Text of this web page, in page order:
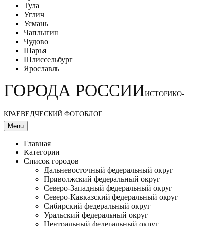
Тула
Углич
Усмань
Чаплыгин
Чудово
Шарья
Шлиссельбург
Ярославль
ГОРОДА РОССИИИСТОРИКО-
КРАЕВЕДЧЕСКИЙ ФОТОБЛОГ
Menu
Главная
Категории
Список городов
Дальневосточный федеральный округ
Приволжский федеральный округ
Северо-Западный федеральный округ
Северо-Кавказский федеральный округ
Сибирский федеральный округ
Уральский федеральный округ
Центральный федеральный округ